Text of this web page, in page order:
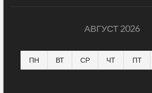
АВГУСТ 2026
ПН ВТ СР ЧТ ПТ